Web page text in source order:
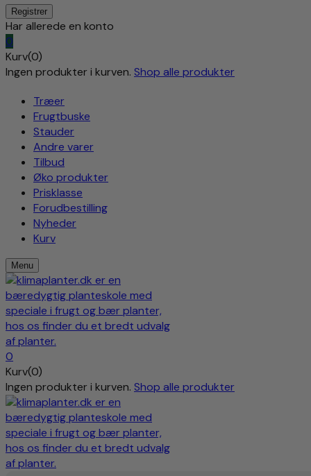
Har allerede en konto
0
Kurv(0)
Ingen produkter i kurven. Shop alle produkter
Træer
Frugtbuske
Stauder
Andre varer
Tilbud
Øko produkter
Prisklasse
Forudbestilling
Nyheder
Kurv
Menu
0
Kurv(0)
Ingen produkter i kurven. Shop alle produkter